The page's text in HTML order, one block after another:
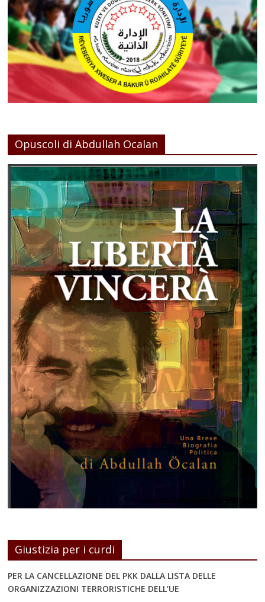
Opuscoli di Abdullah Ocalan
Giustizia per i curdi
PER LA CANCELLAZIONE DEL PKK DALLA LISTA DELLE
ORGANIZZAZIONI TERRORISTICHE DELL’UE